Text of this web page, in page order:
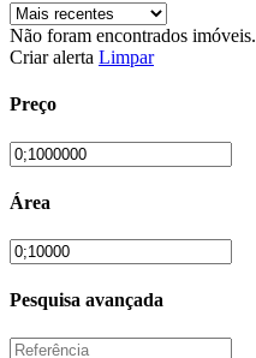
Não foram encontrados imóveis.
Criar alerta Limpar
Preço
Área
Pesquisa avançada